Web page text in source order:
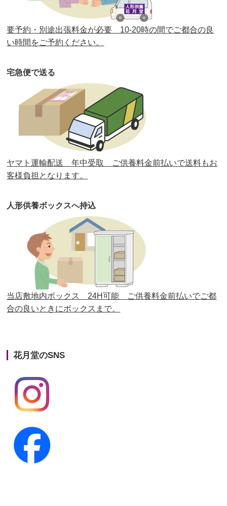
第36回人形供養祭 令和2年4月16日(木)
第35回人形供養祭令和2年2月13日(木)
第33回人形供養祭
第32回人形供養祭 令和元年6月12日(水)
第31回人形供養祭 平成31年3月13日(水)
第30回人形供養祭平成30年11月28日(水)
第29回人形供養祭平成30年5月23日(水)
第27回人形供養祭平成29年6月14日(水)
第26回人形供養祭平成28年12月15日(木)
第25回人形供養祭 平成28年6月16日(木)
第24回人形供養祭 平成27年11月27日
第23回人形供養祭平成26年12月5日
第22回人形供養祭平成26年4月28日
第20回人形供養祭
第19回人形供養祭
第18回人形供養祭
第16回人形供養祭
第15回人形供養祭
要予約・別途出張料金が必要 10-20時の間でご都合の良
い時間をご予約ください。
宅急便で送る
ヤマト運輸配送 年中受取 ご供養料金前払いで送料もお
客様負担となります。
人形供養ボックスへ持込
当店敷地内ボックス 24H可能 ご供養料金前払いでご都
合の良いときにボックスまで。
花月堂のSNS